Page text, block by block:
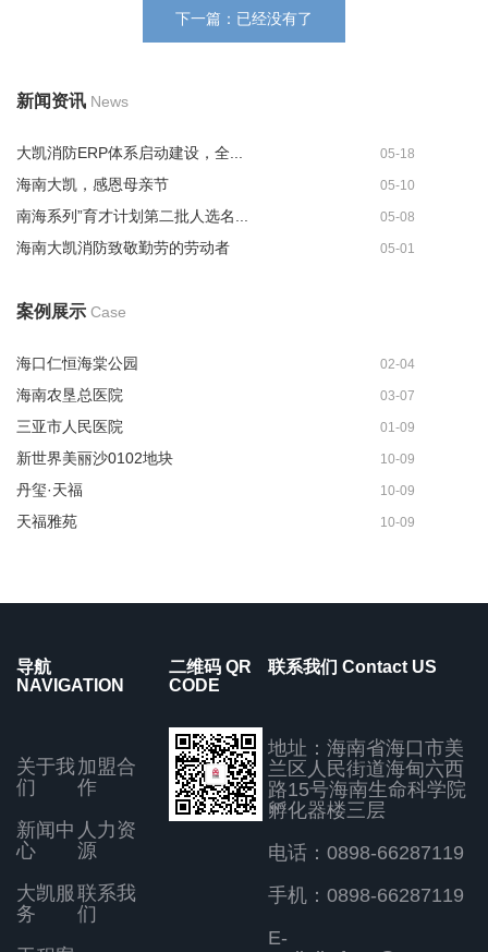
下一篇：已经没有了
新闻资讯 News
大凯消防ERP体系启动建设，全... 05-18
海南大凯，感恩母亲节 05-10
南海系列”育才计划第二批人选名... 05-08
海南大凯消防致敬勤劳的劳动者 05-01
案例展示 Case
海口仁恒海棠公园 02-04
海南农垦总医院 03-07
三亚市人民医院 01-09
新世界美丽沙0102地块 10-09
丹玺·天福 10-09
天福雅苑 10-09
导航
NAVIGATION
关于我
们
加盟合
作
新闻中
心
人力资
源
大凯服
务
联系我
们
二维码 QR
CODE
联系我们 Contact US
地址：海南省海口市美
兰区人民街道海甸六西
路15号海南生命科学院
孵化器楼三层
电话：0898-66287119
手机：0898-66287119
E-